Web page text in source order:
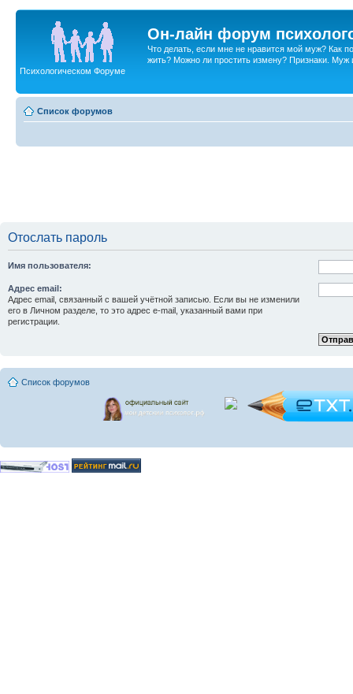
Он-лайн форум
Что делать, если мне не нравится мой муж? Как
жить? Можно ли простить измену? Признаки. Муж
Психологическом Форуме
Список форумов
Отослать пароль
Имя пользователя:
Адрес email:
Адрес email, связанный с вашей учётной записью. Если вы не изменили
его в Личном разделе, то это адрес e-mail, указанный вами при
регистрации.
Список форумов